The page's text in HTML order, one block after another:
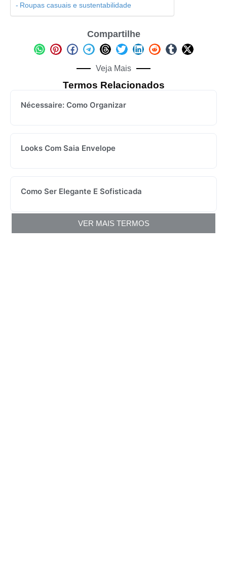
Roupas casuais e sustentabilidade
Compartilhe
Veja Mais
Termos Relacionados
Nécessaire: Como Organizar
Looks Com Saia Envelope
Como Ser Elegante E Sofisticada
VER MAIS TERMOS